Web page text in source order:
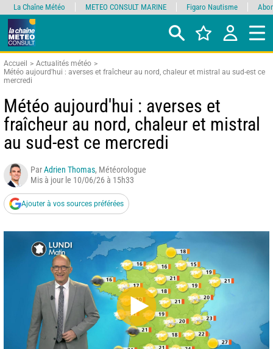
Accueil
Actualités météo
Météo aujourd'hui : averses et fraîcheur au nord, chaleur et mistral au sud-est ce
mercredi
Météo aujourd'hui : averses et
fraîcheur au nord, chaleur et mistral
au sud-est ce mercredi
ParAdrien Thomas, Météorologue
Mis à jour le 10/06/26 à 15h33
Ajouter à vos sources préférées
La Chaîne Météo METEO CONSULT MARINE Figaro Nautisme